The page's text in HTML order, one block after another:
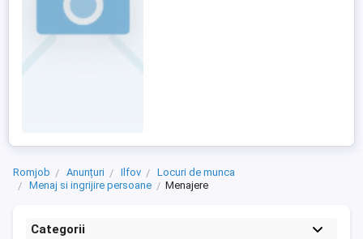
Romjob Anunțuri Ilfov
Locuri de munca
Menaj si ingrijire persoane
Menajere
Categorii